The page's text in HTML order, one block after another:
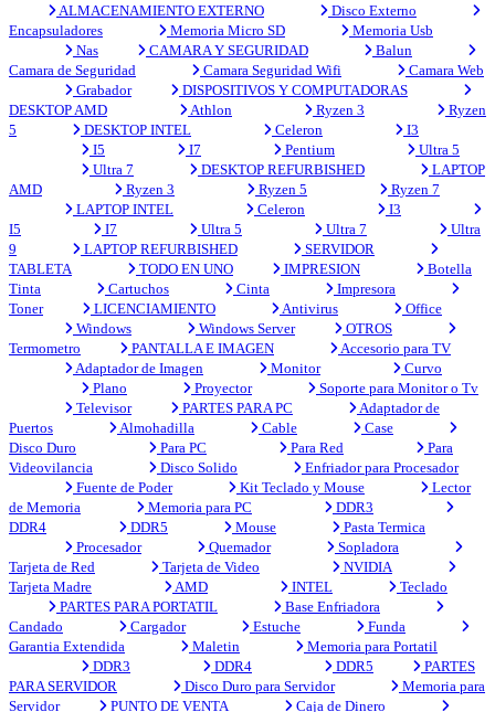
ALMACENAMIENTO EXTERNO
Disco Externo
Encapsuladores
Memoria Micro SD
Memoria Usb
Nas
CAMARA Y SEGURIDAD
Balun
Camara de Seguridad
Camara Seguridad Wifi
Camara Web
Grabador
DISPOSITIVOS Y COMPUTADORAS
DESKTOP AMD
Athlon Ryzen 3
Ryzen
5
DESKTOP INTEL Celeron
I3
I5
I7 Pentium
Ultra 5
Ultra 7
DESKTOP REFURBISHED
LAPTOP
AMD
Ryzen 3 Ryzen 5
Ryzen 7
LAPTOP INTEL
Celeron
I3
I5
I7 Ultra 5 Ultra 7
Ultra
9
LAPTOP REFURBISHED
SERVIDOR
TABLETA
TODO EN UNO IMPRESION
Botella
Tinta
Cartuchos Cinta
Impresora
Toner
LICENCIAMIENTO Antivirus
Office
Windows
Windows Server
OTROS
Termometro
PANTALLA E IMAGEN
Accesorio para TV
Adaptador de Imagen
Monitor
Curvo
Plano
Proyector
Soporte para Monitor o Tv
Televisor
PARTES PARA PC
Adaptador de
Puertos
Almohadilla Cable
Case
Disco Duro
Para PC Para Red
Para
Videovilancia
Disco Solido
Enfriador para Procesador
Fuente de Poder
Kit Teclado y Mouse
Lector
de Memoria
Memoria para PC
DDR3
DDR4
DDR5 Mouse
Pasta Termica
Procesador
Quemador
Sopladora
Tarjeta de Red
Tarjeta de Video
NVIDIA
Tarjeta Madre
AMD INTEL
Teclado
PARTES PARA PORTATIL
Base Enfriadora
Candado
Cargador Estuche
Funda
Garantia Extendida
Maletin
Memoria para Portatil
DDR3
DDR4 DDR5
PARTES
PARA SERVIDOR
Disco Duro para Servidor
Memoria para
Servidor
PUNTO DE VENTA Caja de Dinero